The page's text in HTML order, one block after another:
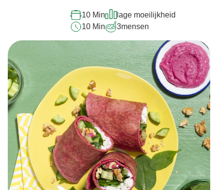
recipe
10 Min
lage moeilijkheid
10 Min
3mensen